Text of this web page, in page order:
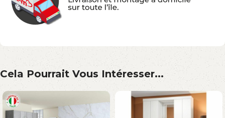
Cela Pourrait Vous Intéresser...